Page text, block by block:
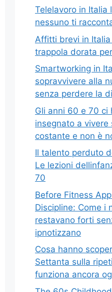
Telelavoro in Italia
nessuno ti
Affitti brevi in
trappola dorata
Smartworking in
sopravvivere alla
senza perdere la
Gli anni 60 e 70 ci
insegnato a
costante e non è
Il talento perduto
Le lezioni
70
Before Fitness
Discipline: Come i
restavano forti
ipnotizzano
Cosa hanno
Settanta sulla
funziona ancora